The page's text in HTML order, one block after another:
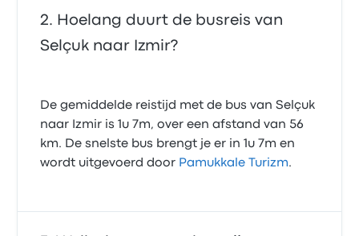
Hoelang duurt de busreis van
Selçuk naar Izmir?
De gemiddelde reistijd met de bus van Selçuk
naar Izmir is 1u 7m, over een afstand van 56
km. De snelste bus brengt je er in 1u 7m en
wordt uitgevoerd door Pamukkale Turizm.